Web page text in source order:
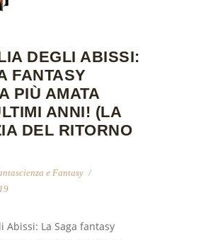
DEGLI ABISSI:
FANTASY
PIÙ AMATA
ANNI! (LA
DEL RITORNO
e Fantasy
Abissi: La Saga fantasy